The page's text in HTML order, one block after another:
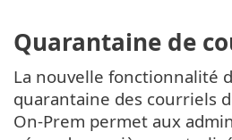
Quarantaine de
La nouvelle fonctionnalité
quarantaine des courriels de
On-Prem permet aux